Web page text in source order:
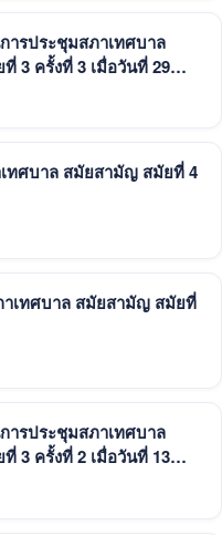
ารประชุมสภาเทศบาล
3 ครั้งที่ 3 เมื่อวันที่ 29
ทศบาล สมัยสามัญ สมัยที่ 4
าเทศบาล สมัยสามัญ สมัยที่
ารประชุมสภาเทศบาล
3 ครั้งที่ 2 เมื่อวันที่ 13